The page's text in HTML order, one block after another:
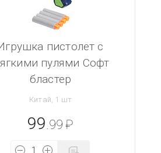
пистолет с
пулями Софт
бластер
Китай, 1 шт
99 .99 ₽